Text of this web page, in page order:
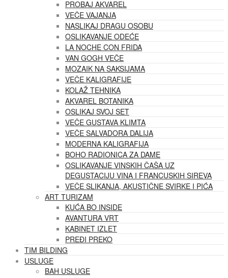
PROBAJ AKVAREL
VEČE VAJANJA
NASLIKAJ DRAGU OSOBU
OSLIKAVANJE ODEĆE
LA NOCHE CON FRIDA
VAN GOGH VEČE
MOZAIK NA SAKSIJAMA
VEČE KALIGRAFIJE
KOLAŽ TEHNIKA
AKVAREL BOTANIKA
OSLIKAJ SVOJ SET
VEČE GUSTAVA KLIMTA
VEČE SALVADORA DALIJA
MODERNA KALIGRAFIJA
BOHO RADIONICA ZA DAME
OSLIKAVANJE VINSKIH ČAŠA UZ
DEGUSTACIJU VINA I FRANCUSKIH SIREVA
VEČE SLIKANJA, AKUSTIČNE SVIRKE I PIĆA
ART TURIZAM
KUĆA BO INSIDE
AVANTURA VRT
KABINET IZLET
PREĐI PREKO
TIM BILDING
USLUGE
BAH USLUGE